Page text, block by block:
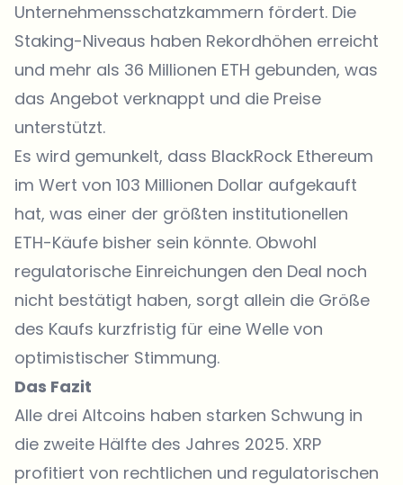
Unternehmensschatzkammern fördert. Die
Staking-Niveaus haben Rekordhöhen erreicht
und mehr als 36 Millionen ETH gebunden, was
das Angebot verknappt und die Preise
unterstützt.
Es wird gemunkelt, dass BlackRock Ethereum
im Wert von 103 Millionen Dollar aufgekauft
hat, was einer der größten institutionellen
ETH-Käufe bisher sein könnte. Obwohl
regulatorische Einreichungen den Deal noch
nicht bestätigt haben, sorgt allein die Größe
des Kaufs kurzfristig für eine Welle von
optimistischer Stimmung.
Das Fazit
Alle drei Altcoins haben starken Schwung in
die zweite Hälfte des Jahres 2025. XRP
profitiert von rechtlichen und regulatorischen